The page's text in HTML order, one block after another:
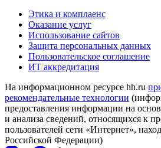
Этика и комплаенс
Оказание услуг
Использование сайтов
Защита персональных данных
Пользовательское соглашение
ИТ аккредитация
На информационном ресурсе hh.ru
рекомендательные технологии
предоставления информации на
и анализа сведений, относящихся к
пользователей сети «Интернет»,
Российской Федерации)